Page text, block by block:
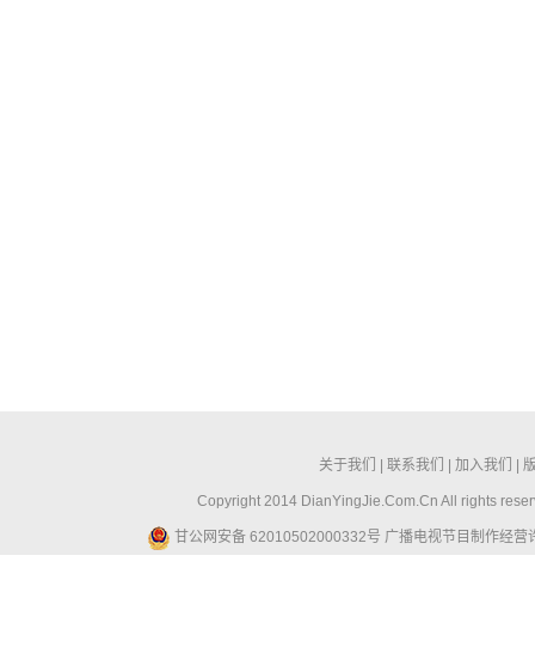
关于我们 联系我们 加入我们
Copyright 2014 DianYingJie.Com.Cn All rights
甘公网安备 62010502000332号 广播电视节目制作经